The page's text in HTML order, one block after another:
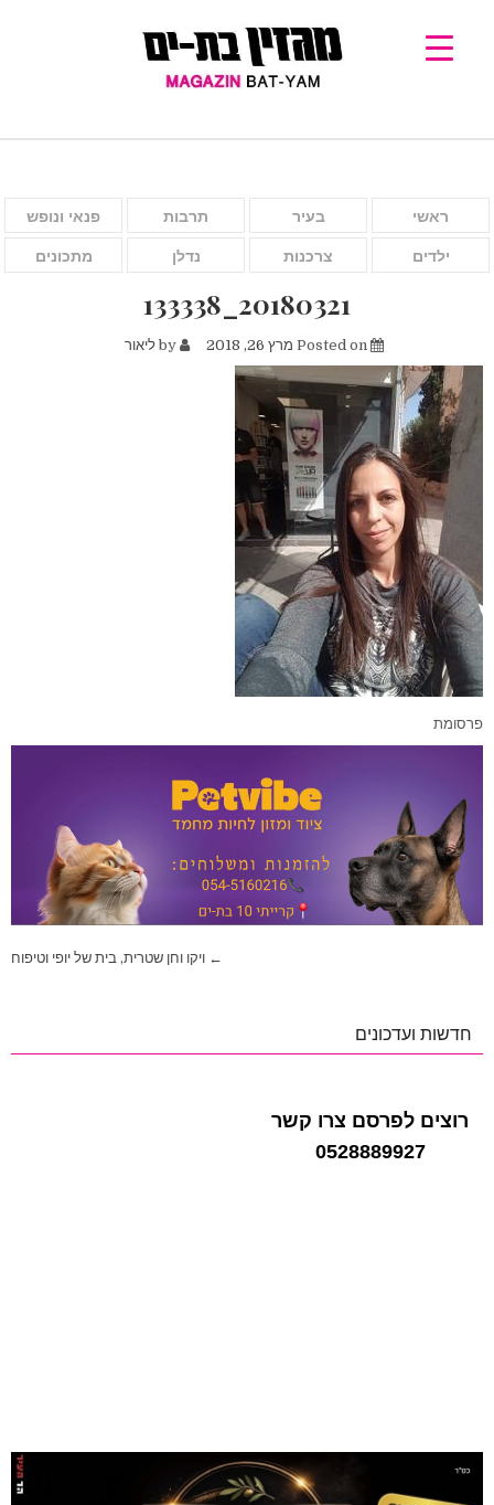
ראשי בעיר תרבות פנאי ונופש
ילדים צרכנות נדלן מתכונים
20180321_133338
Posted on מרץ 26, 2018 by ליאור
פרסומת
← ויקו וחן שטרית, בית של יופי וטיפוח
חדשות ועדכונים
רוצים לפרסם צרו קשר
0528889927